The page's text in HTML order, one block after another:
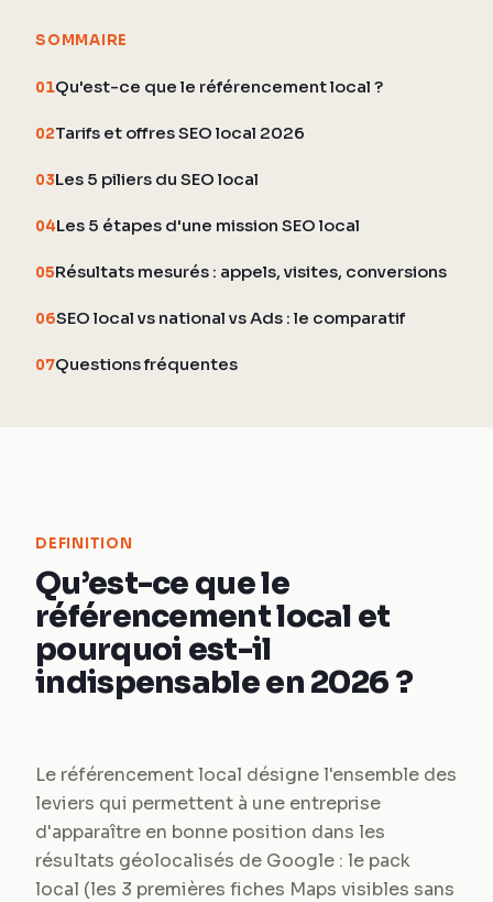
SOMMAIRE
01Qu'est-ce que le référencement local ?
02Tarifs et offres SEO local 2026
03Les 5 piliers du SEO local
04Les 5 étapes d'une mission SEO local
05Résultats mesurés : appels, visites, conversions
06SEO local vs national vs Ads : le comparatif
07Questions fréquentes
DEFINITION
Qu’est-ce que le
référencement local et
pourquoi est-il
indispensable en 2026 ?
Le référencement local désigne l'ensemble des
leviers qui permettent à une entreprise
d'apparaître en bonne position dans les
résultats géolocalisés de Google : le pack
local (les 3 premières fiches Maps visibles sans